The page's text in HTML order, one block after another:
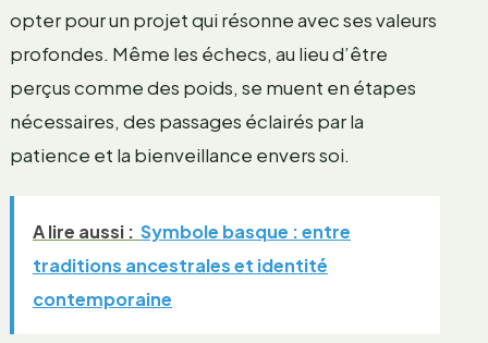
opter pour un projet qui résonne avec ses valeurs
profondes. Même les échecs, au lieu d’être
perçus comme des poids, se muent en étapes
nécessaires, des passages éclairés par la
patience et la bienveillance envers soi.
A lire aussi : Symbole basque : entre
traditions ancestrales et identité
contemporaine